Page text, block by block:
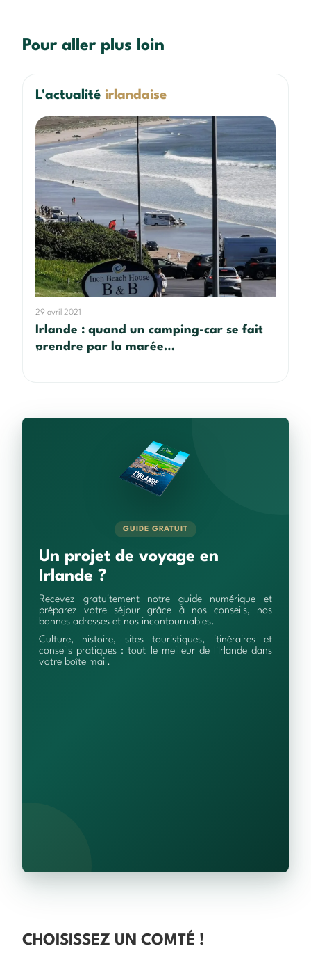
Pour aller plus loin
L'actualité irlandaise
29 avril 2021
Irlande : quand un camping-car se fait
prendre par la marée…
GUIDE GRATUIT
Un projet de voyage en
Irlande ?
Recevez gratuitement notre guide numérique et
préparez votre séjour grâce à nos conseils, nos
bonnes adresses et nos incontournables.
Culture, histoire, sites touristiques, itinéraires et
conseils pratiques : tout le meilleur de l'Irlande dans
votre boîte mail.
CHOISISSEZ UN COMTÉ !